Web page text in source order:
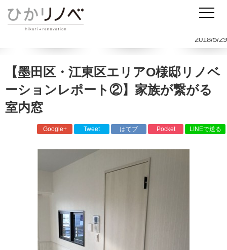
リノベーションのひかリノベ
【墨田区・江東区エリアO様邸リノベーションレポート②】家族が繋がる室内窓
2018/5/29
【墨田区・江東区エリアO様邸リノベ
ーションレポート②】家族が繋がる
室内窓
Google+ Tweet はてブ Pocket LINEで送る